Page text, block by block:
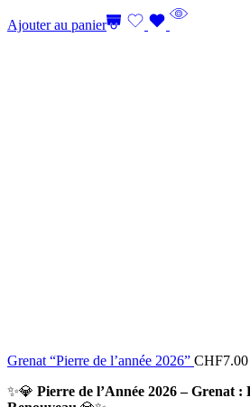
Ajouter au panier
Grenat “Pierre de l’année 2026” CHF7.00
✨💎 Pierre de l’Année 2026 – Grenat :